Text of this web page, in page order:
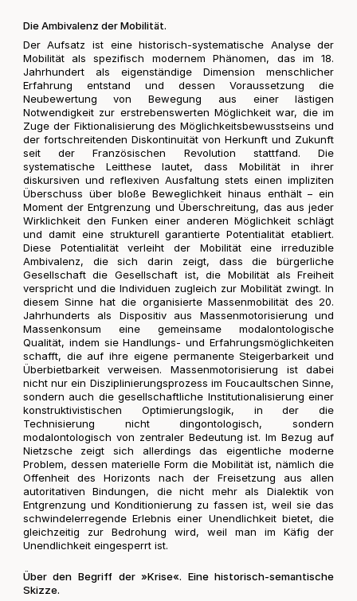
Die Ambivalenz der Mobilität.
Der Aufsatz ist eine historisch-systematische Analyse der
Mobilität als spezifisch modernem Phänomen, das im 18.
Jahrhundert als eigenständige Dimension menschlicher
Erfahrung entstand und dessen Voraussetzung die
Neubewertung von Bewegung aus einer lästigen
Notwendigkeit zur erstrebenswerten Möglichkeit war, die im
Zuge der Fiktionalisierung des Möglichkeitsbewusstseins und
der fortschreitenden Diskontinuität von Herkunft und Zukunft
seit der Französischen Revolution stattfand. Die
systematische Leitthese lautet, dass Mobilität in ihrer
diskursiven und reflexiven Ausfaltung stets einen impliziten
Überschuss über bloße Beweglichkeit hinaus enthält – ein
Moment der Entgrenzung und Überschreitung, das aus jeder
Wirklichkeit den Funken einer anderen Möglichkeit schlägt
und damit eine strukturell garantierte Potentialität etabliert.
Diese Potentialität verleiht der Mobilität eine irreduzible
Ambivalenz, die sich darin zeigt, dass die bürgerliche
Gesellschaft die Gesellschaft ist, die Mobilität als Freiheit
verspricht und die Individuen zugleich zur Mobilität zwingt. In
diesem Sinne hat die organisierte Massenmobilität des 20.
Jahrhunderts als Dispositiv aus Massenmotorisierung und
Massenkonsum eine gemeinsame modalontologische
Qualität, indem sie Handlungs- und Erfahrungsmöglichkeiten
schafft, die auf ihre eigene permanente Steigerbarkeit und
Überbietbarkeit verweisen. Massenmotorisierung ist dabei
nicht nur ein Disziplinierungsprozess im Foucaultschen Sinne,
sondern auch die gesellschaftliche Institutionalisierung einer
konstruktivistischen Optimierungslogik, in der die
Technisierung nicht dingontologisch, sondern
modalontologisch von zentraler Bedeutung ist. Im Bezug auf
Nietzsche zeigt sich allerdings das eigentliche moderne
Problem, dessen materielle Form die Mobilität ist, nämlich die
Offenheit des Horizonts nach der Freisetzung aus allen
autoritativen Bindungen, die nicht mehr als Dialektik von
Entgrenzung und Konditionierung zu fassen ist, weil sie das
schwindelerregende Erlebnis einer Unendlichkeit bietet, die
gleichzeitig zur Bedrohung wird, weil man im Käfig der
Unendlichkeit eingesperrt ist.
Über den Begriff der »Krise«. Eine historisch-semantische
Skizze.